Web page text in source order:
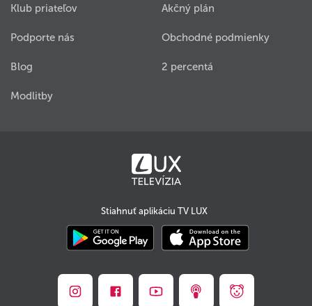
Klub priateľov
Podporte nás
Blog
Modlitby
Akčný plán
Obchodné podmienky
2 percentá
Stiahnuť aplikáciu TV LUX